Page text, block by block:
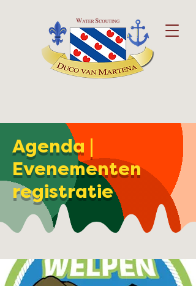
Agenda |
Evenementen
registratie